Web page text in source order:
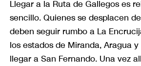
Llegar a la Ruta de Gallegos es
sencillo. Quienes se desplacen
deben seguir rumbo a La
los estados de Miranda, Aragua
llegar a San Fernando. Una vez